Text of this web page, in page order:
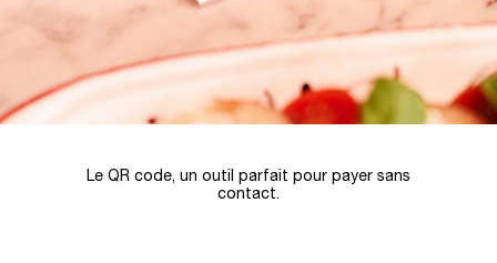
Le QR code, un outil parfait pour payer sans
contact.